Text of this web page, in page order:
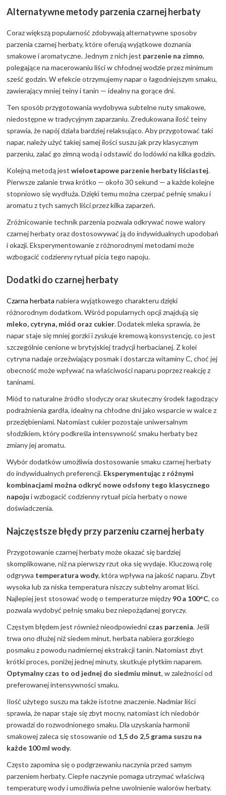
Alternatywne metody parzenia czarnej herbaty
Coraz większą popularność zdobywają alternatywne sposoby
parzenia czarnej herbaty, które oferują wyjątkowe doznania
smakowe i aromatyczne. Jednym z nich jest parzenie na zimno,
polegające na macerowaniu liści w chłodnej wodzie przez minimum
sześć godzin. W efekcie otrzymujemy napar o łagodniejszym smaku,
zawierający mniej teiny i tanin — idealny na gorące dni.
Ten sposób przygotowania wydobywa subtelne nuty smakowe,
niedostępne w tradycyjnym zaparzaniu. Zredukowana ilość teiny
sprawia, że napój działa bardziej relaksująco. Aby przygotować taki
napar, należy użyć takiej samej ilości suszu jak przy klasycznym
parzeniu, zalać go zimną wodą i odstawić do lodówki na kilka godzin.
Kolejną metodą jestwieloetapowe parzenie herbaty liściastej.
Pierwsze zalanie trwa krótko — około 30 sekund — a każde kolejne
stopniowo się wydłuża. Dzięki temu można czerpać pełnię smaku i
aromatu z tych samych liści przez kilka zaparzeń.
Zróżnicowanie technik parzenia pozwala odkrywać nowe walory
czarnej herbaty oraz dostosowywać ją do indywidualnych upodobań
i okazji. Eksperymentowanie z różnorodnymi metodami może
wzbogacić codzienny rytuał picia tego napoju.
Dodatki do czarnej herbaty
Czarna herbata nabiera wyjątkowego charakteru dzięki
różnorodnym dodatkom. Wśród popularnych opcji znajdują się
mleko, cytryna, miód oraz cukier. Dodatek mleka sprawia, że
napar staje się mniej gorzki i zyskuje kremową konsystencję, co jest
szczególnie cenione w brytyjskiej tradycji herbacianej. Z kolei
cytryna nadaje orzeźwiający posmak i dostarcza witaminy C, choć jej
obecność może wpływać na właściwości naparu poprzez reakcję z
taninami.
Miód to naturalne źródło słodyczy oraz skuteczny środek łagodzący
podrażnienia gardła, idealny na chłodne dni jako wsparcie w walce z
przeziębieniami. Natomiast cukier pozostaje uniwersalnym
słodzikiem, który podkreśla intensywność smaku herbaty bez
zmiany jej aromatu.
Wybór dodatków umożliwia dostosowanie smaku czarnej herbaty
do indywidualnych preferencji. Eksperymentując z różnymi
kombinacjami można odkryć nowe odsłony tego klasycznego
napoju i wzbogacić codzienny rytuał picia herbaty o nowe
doświadczenia.
Najczęstsze błędy przy parzeniu czarnej herbaty
Przygotowanie czarnej herbaty może okazać się bardziej
skomplikowane, niż na pierwszy rzut oka się wydaje. Kluczową rolę
odgrywa temperatura wody, która wpływa na jakość naparu. Zbyt
wysoka lub za niska temperatura niszczy subtelny aromat liści.
Najlepiej jest stosować wodę o temperaturze między 90 a 100°C, co
pozwala wydobyć pełnię smaku bez niepożądanej goryczy.
Częstym błędem jest również nieodpowiedni czas parzenia. Jeśli
trwa ono dłużej niż siedem minut, herbata nabiera gorzkiego
posmaku z powodu nadmiernej ekstrakcji tanin. Natomiast zbyt
krótki proces, poniżej jednej minuty, skutkuje płytkim naparem.
Optymalny czas to od jednej do siedmiu minut, w zależności od
preferowanej intensywności smaku.
Ilość użytego suszu ma także istotne znaczenie. Nadmiar liści
sprawia, że napar staje się zbyt mocny, natomiast ich niedobór
prowadzi do rozwodnionego smaku. Dla uzyskania harmonii
smakowej zaleca się stosowanie od 1,5 do 2,5 grama suszu na
każde 100 ml wody.
Często zapomina się o podgrzewaniu naczynia przed samym
parzeniem herbaty. Ciepłe naczynie pomaga utrzymać właściwą
temperaturę wody i umożliwia pełne uwolnienie walorów herbaty.